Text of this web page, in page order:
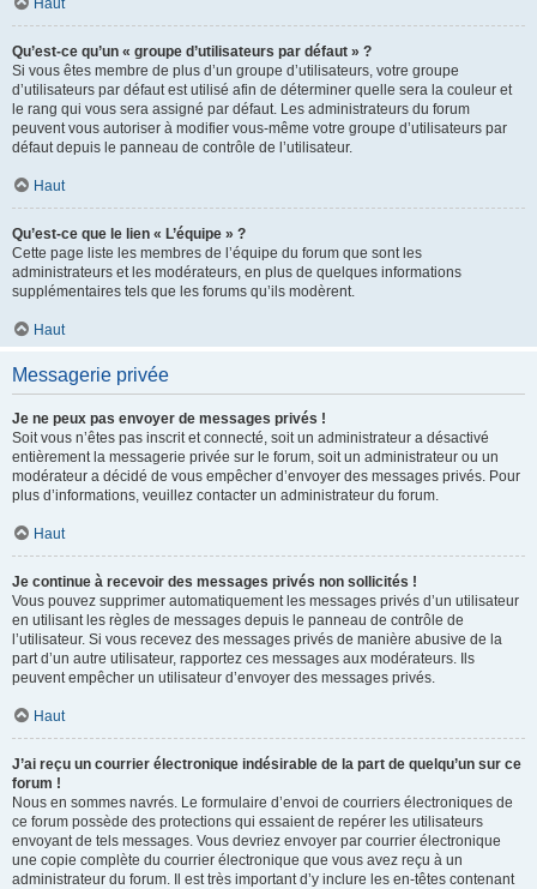
Haut
Qu’est-ce qu’un « groupe d’utilisateurs par défaut » ?
Si vous êtes membre de plus d’un groupe d’utilisateurs, votre groupe
d’utilisateurs par défaut est utilisé afin de déterminer quelle sera la couleur et
le rang qui vous sera assigné par défaut. Les administrateurs du forum
peuvent vous autoriser à modifier vous-même votre groupe d’utilisateurs par
défaut depuis le panneau de contrôle de l’utilisateur.
Haut
Qu’est-ce que le lien « L’équipe » ?
Cette page liste les membres de l’équipe du forum que sont les
administrateurs et les modérateurs, en plus de quelques informations
supplémentaires tels que les forums qu’ils modèrent.
Haut
Messagerie privée
Je ne peux pas envoyer de messages privés !
Soit vous n’êtes pas inscrit et connecté, soit un administrateur a désactivé
entièrement la messagerie privée sur le forum, soit un administrateur ou un
modérateur a décidé de vous empêcher d’envoyer des messages privés. Pour
plus d’informations, veuillez contacter un administrateur du forum.
Haut
Je continue à recevoir des messages privés non sollicités !
Vous pouvez supprimer automatiquement les messages privés d’un utilisateur
en utilisant les règles de messages depuis le panneau de contrôle de
l’utilisateur. Si vous recevez des messages privés de manière abusive de la
part d’un autre utilisateur, rapportez ces messages aux modérateurs. Ils
peuvent empêcher un utilisateur d’envoyer des messages privés.
Haut
J’ai reçu un courrier électronique indésirable de la part de quelqu’un sur ce
forum !
Nous en sommes navrés. Le formulaire d’envoi de courriers électroniques de
ce forum possède des protections qui essaient de repérer les utilisateurs
envoyant de tels messages. Vous devriez envoyer par courrier électronique
une copie complète du courrier électronique que vous avez reçu à un
administrateur du forum. Il est très important d’y inclure les en-têtes contenant